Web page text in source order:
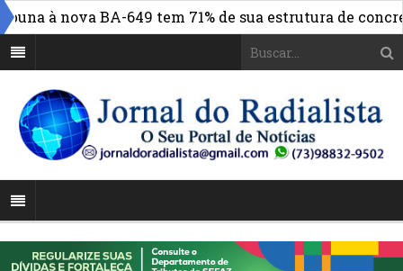
à nova BA-649 tem 71% de sua estrutura de concreto